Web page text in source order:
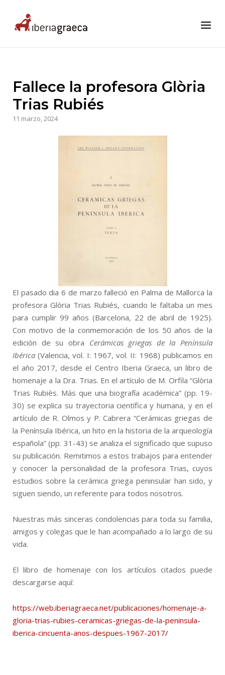
content
Home Menu
Fallece la profesora Glòria
Trias Rubiés
11 marzo, 2024
El pasado dia 6 de marzo falleció en Palma de Mallorca la
profesora Glòria Trias Rubiés, cuando le faltaba un mes
para cumplir 99 años (Barcelona, 22 de abril de 1925).
Con motivo de la conmemoración de los 50 años de la
edición de su obra Cerámicas griegas de la Península
Ibérica (Valencia, vol. I: 1967, vol. II: 1968) publicamos en
el año 2017, desde el Centro Iberia Graeca, un libro de
homenaje a la Dra. Trias. En el artículo de M. Orfila “Glòria
Trias Rubiès. Más que una biografía académica” (pp. 19-
30) se explica su trayectoria científica y humana, y en el
artículo de R. Olmos y P. Cabrera “Cerámicas griegas de
la Península Ibérica, un hito en la historia de la arqueología
española” (pp. 31-43) se analiza el significado que supuso
su publicación. Remitimos a estos trabajos para entender
y conocer la personalidad de la profesora Trias, cuyos
estudios sobre la cerámica griega peninsular han sido, y
siguen siendo, un referente para todos nosotros.
Nuestras más sinceras condolencias para toda su familia,
amigos y colegas que le han acompañado a lo largo de su
vida.
El libro de homenaje con los artículos citados puede
descargarse aquí:
https://web.iberiagraeca.net/publicaciones/homenaje-a-
gloria-trias-rubies-ceramicas-griegas-de-la-peninsula-
iberica-cincuenta-anos-despues-1967-2017/